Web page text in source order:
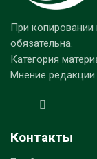
При копировании
обязательна.
Категория
Мнение
Контакты